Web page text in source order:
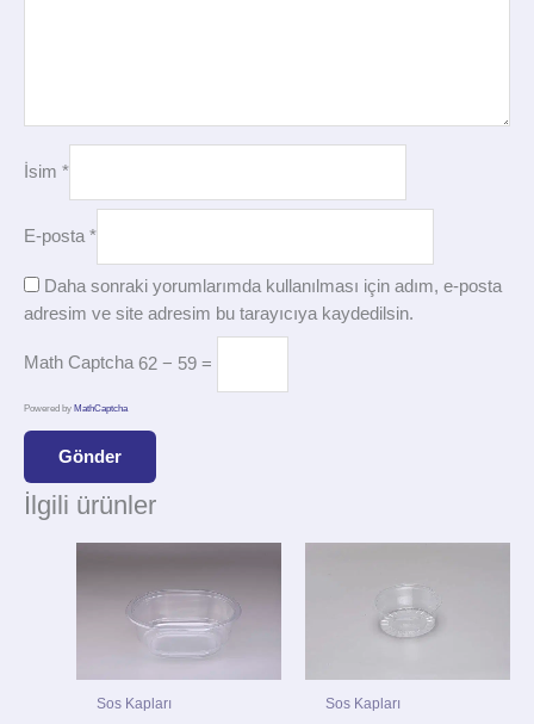
İsim *
E-posta *
Daha sonraki yorumlarımda kullanılması için adım, e-posta
adresim ve site adresim bu tarayıcıya kaydedilsin.
Math Captcha 62 − 59 =
Powered by MathCaptcha
İlgili ürünler
Sos Kapları Sos Kapları